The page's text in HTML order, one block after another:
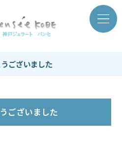
ございました
ございました